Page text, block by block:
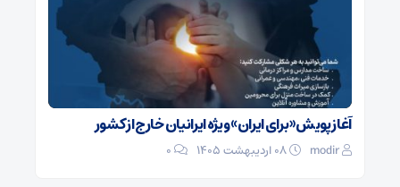
آغاز پویش «برای ایران» ویژه ایرانیان خارج از کشور
modir
0